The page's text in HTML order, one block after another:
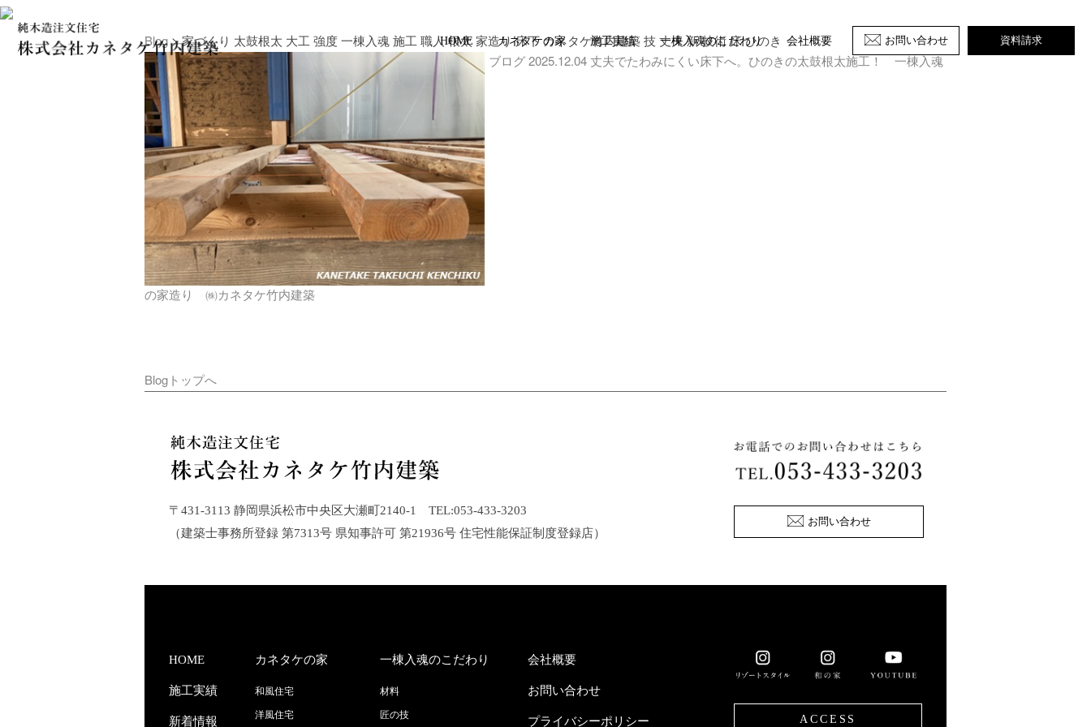
HOME カネタケの家 施工実績 一棟入魂のこだわり 会社概要 お問い合わせ 資料請求
Blog> 家づくり 太鼓根太 大工 強度 一棟入魂 施工 職人 根太 家造り 床下 カネタケ竹内建築 技 丈夫 新 技術 床 ひのき
ブログ2025.12.04丈夫でたわみにくい床下へ。ひのきの太鼓根太施工！ 一棟入魂
の家造り ㈱カネタケ竹内建築
Blogトップへ
〒431-3113 静岡県浜松市中央区大瀬町2140-1 TEL:053-433-3203
（建築士事務所登録 第7313号 県知事許可 第21936号 住宅性能保証制度登録店）
お問い合わせ
HOME
施工実績
新着情報
カネタケの家
和風住宅
洋風住宅
一棟入魂のこだわり
材料
匠の技
会社概要
お問い合わせ
プライバシーポリシー ACCESS